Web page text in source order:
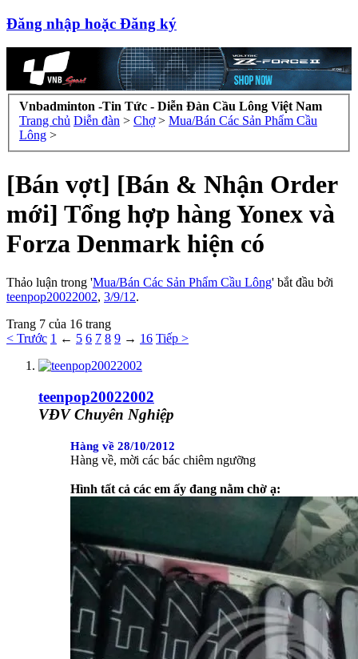
Đăng nhập hoặc Đăng ký
Vnbadminton -Tin Tức - Diễn Đàn Cầu Lông Việt Nam
Trang chủ Diễn đàn > Chợ > Mua/Bán Các Sản Phẩm Cầu
Lông >
[Bán vợt] [Bán & Nhận Order
mới] Tổng hợp hàng Yonex và
Forza Denmark hiện có
Thảo luận trong 'Mua/Bán Các Sản Phẩm Cầu Lông' bắt đầu bởi
teenpop20022002, 3/9/12.
Trang 7 của 16 trang
< Trước 1 ← 5 6 7 8 9 → 16 Tiếp >
teenpop20022002
VĐV Chuyên Nghiệp
Hàng về 28/10/2012
Hàng về, mời các bác chiêm ngưỡng
Hình tất cả các em ấy đang nằm chờ ạ: